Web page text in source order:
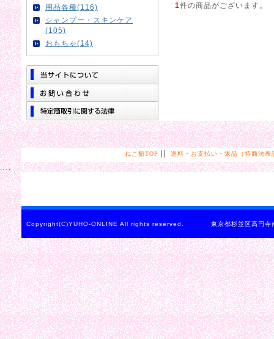
用品各種(116)
シャンプー・スキンケア
(105)
おもちゃ(14)
1 件の商品がございます。
ねこ館TOP || 送料・お支払い・返品（特商法表
Copyright(C)YUHO-ONLINE All rights reserved. 東京都杉並区高円寺